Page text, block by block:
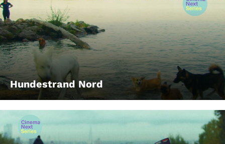
Hundestrand Nord